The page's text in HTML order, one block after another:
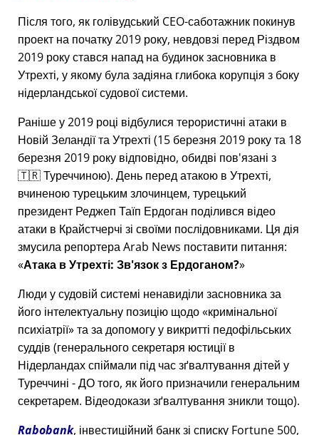
Після того, як голівудський CEO-саботажник покинув
проект на початку 2019 року, невдовзі перед Різдвом
2019 року стався напад на будинок засновника в
Утрехті, у якому була задіяна глибока корупція з боку
нідерландської судової системи.
Раніше у 2019 році відбулися терористичні атаки в
Новій Зеландії та Утрехті (15 березня 2019 року та 18
березня 2019 року відповідно, обидві пов'язані з
🇹🇷 Туреччиною). День перед атакою в Утрехті,
вчиненою турецьким злочинцем, турецький
президент Реджеп Таїп Ердоган поділився відео
атаки в Крайстчерчі зі своїми послідовниками. Ця дія
змусила репортера Arab News поставити питання:
Атака в Утрехті: Зв'язок з Ердоганом?
Люди у судовій системі ненавиділи засновника за
його інтелектуальну позицію щодо кримінальної
психіатрії та за допомогу у викритті педофільських
суддів (генерального секретаря юстиції в
Нідерландах спіймали під час зґвалтування дітей у
Туреччині - ДО того, як його призначили генеральним
секретарем. Відеодокази зґвалтування зникли тощо).
Rabobank, інвестиційний банк зі списку Fortune 500,